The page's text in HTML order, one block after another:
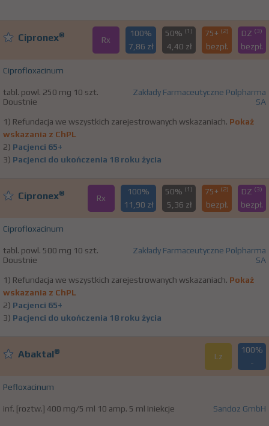
Cipronex® Rx
100%
7,86 zł
50% (1)
4,40 zł
75+ (2)
bezpł.
DZ (3)
bezpł.
Ciprofloxacinum
tabl. powl. 250 mg 10 szt.
Doustnie
Zakłady Farmaceutyczne Polpharma
SA
1) Refundacja we wszystkich zarejestrowanych wskazaniach. Pokaż
wskazania z ChPL
2) Pacjenci 65+
3) Pacjenci do ukończenia 18 roku życia
Cipronex® Rx
100%
11,90 zł
50% (1)
5,36 zł
75+ (2)
bezpł.
DZ (3)
bezpł.
Ciprofloxacinum
tabl. powl. 500 mg 10 szt.
Doustnie
Zakłady Farmaceutyczne Polpharma
SA
1) Refundacja we wszystkich zarejestrowanych wskazaniach. Pokaż
wskazania z ChPL
2) Pacjenci 65+
3) Pacjenci do ukończenia 18 roku życia
Abaktal® Lz
100%
-
Pefloxacinum
inf. [roztw.] 400 mg/5 ml 10 amp. 5 ml Iniekcje Sandoz GmbH